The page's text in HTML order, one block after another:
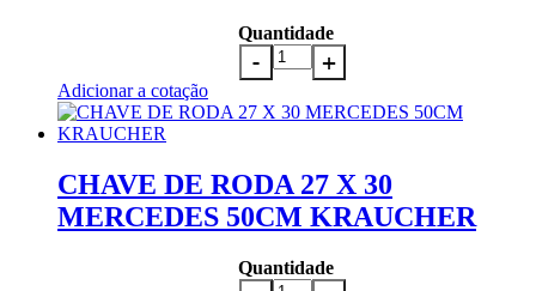
Quantidade
Adicionar a cotação
CHAVE DE RODA 27 X 30
MERCEDES 50CM KRAUCHER
Quantidade